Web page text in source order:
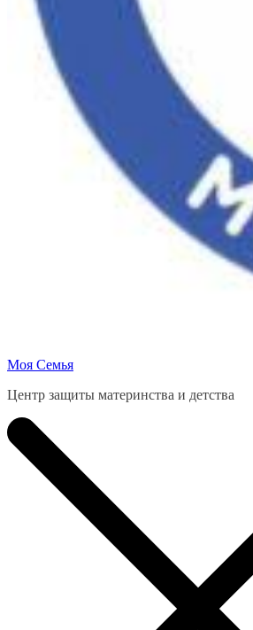
Моя Семья
Центр защиты материнства и детства